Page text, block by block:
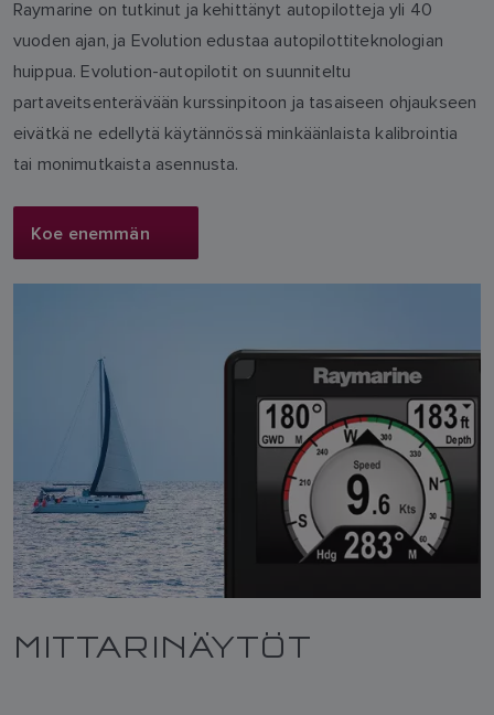
Raymarine on tutkinut ja kehittänyt autopilotteja yli 40
vuoden ajan, ja Evolution edustaa autopilottiteknologian
huippua. Evolution-autopilotit on suunniteltu
partaveitsenterävään kurssinpitoon ja tasaiseen ohjaukseen
eivätkä ne edellytä käytännössä minkäänlaista kalibrointia
tai monimutkaista asennusta.
Koe enemmän
MITTARINÄYTÖT